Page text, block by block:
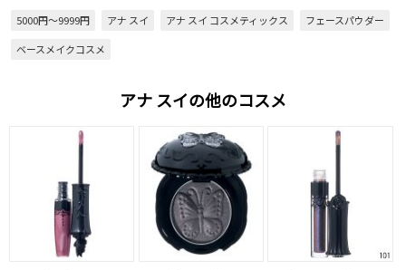
5000円～9999円 アナ スイ アナ スイ コスメティックス
フェースパウダー
ベースメイクコスメ
アナ スイの他のコスメ